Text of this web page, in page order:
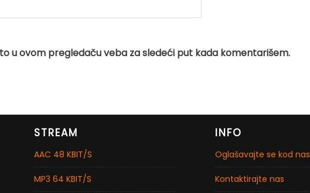
u ovom pregledaču veba za sledeći put kada komentarišem.
STREAM
AAC 48 KBIT/S
MP3 64 KBIT/S
INFO
Oglašavajte se kod nas
Kontaktirajte nas